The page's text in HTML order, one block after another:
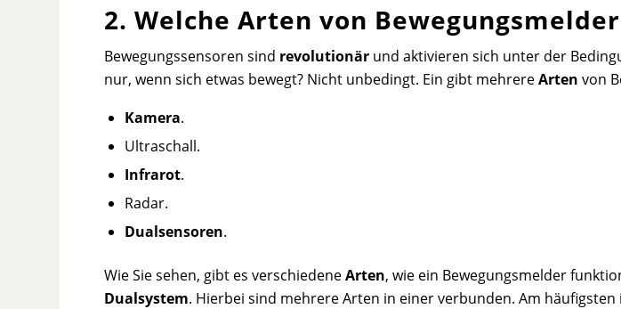
2. Welche Arten von
Bewegungssensoren sind revolutionär und aktivieren sich unter der
nur, wenn sich etwas bewegt? Nicht unbedingt. Ein gibt mehrereArten von
Kamera.
Ultraschall.
Infrarot.
Radar.
Dualsensoren.
Wie Sie sehen, gibt es verschiedeneArten, wie ein Bewegungsmelder
Dualsystem. Hierbei sind mehrere Arten in einer verbunden. Am